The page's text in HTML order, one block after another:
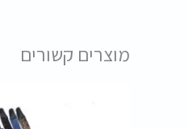
מוצרים קשורים